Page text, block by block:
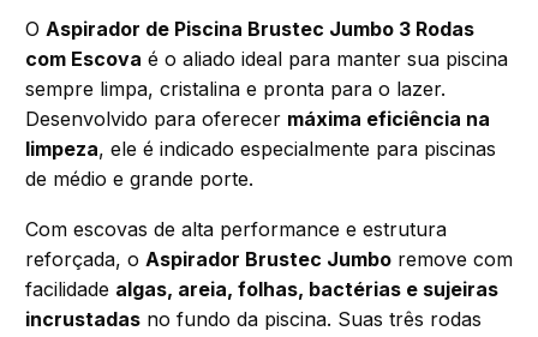
O Aspirador de Piscina Brustec Jumbo 3 Rodas
com Escova é o aliado ideal para manter sua piscina
sempre limpa, cristalina e pronta para o lazer.
Desenvolvido para oferecer máxima eficiência na
limpeza, ele é indicado especialmente para piscinas
de médio e grande porte.
Com escovas de alta performance e estrutura
reforçada, o Aspirador Brustec Jumbo remove com
facilidade algas, areia, folhas, bactérias e sujeiras
incrustadas no fundo da piscina. Suas três rodas